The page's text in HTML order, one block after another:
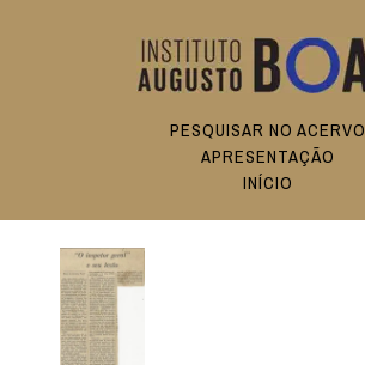
PESQUISAR NO ACERVO
APRESENTAÇÃO
INÍCIO